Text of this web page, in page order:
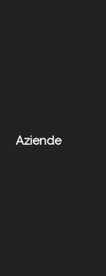
Aziende